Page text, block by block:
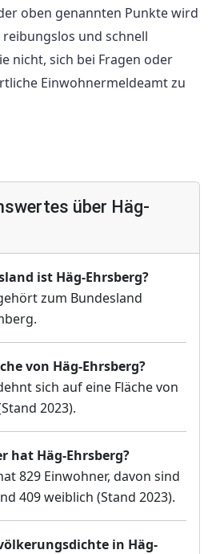
oben genannten Punkte wird
und schnell
nicht, sich bei Fragen oder
Einwohnermeldeamt zu
über Häg-
ist Häg-Ehrsberg?
zum Bundesland
von Häg-Ehrsberg?
sich auf eine Fläche von
2023).
hat Häg-Ehrsberg?
829 Einwohner, davon sind
409 weiblich (Stand 2023).
in Häg-